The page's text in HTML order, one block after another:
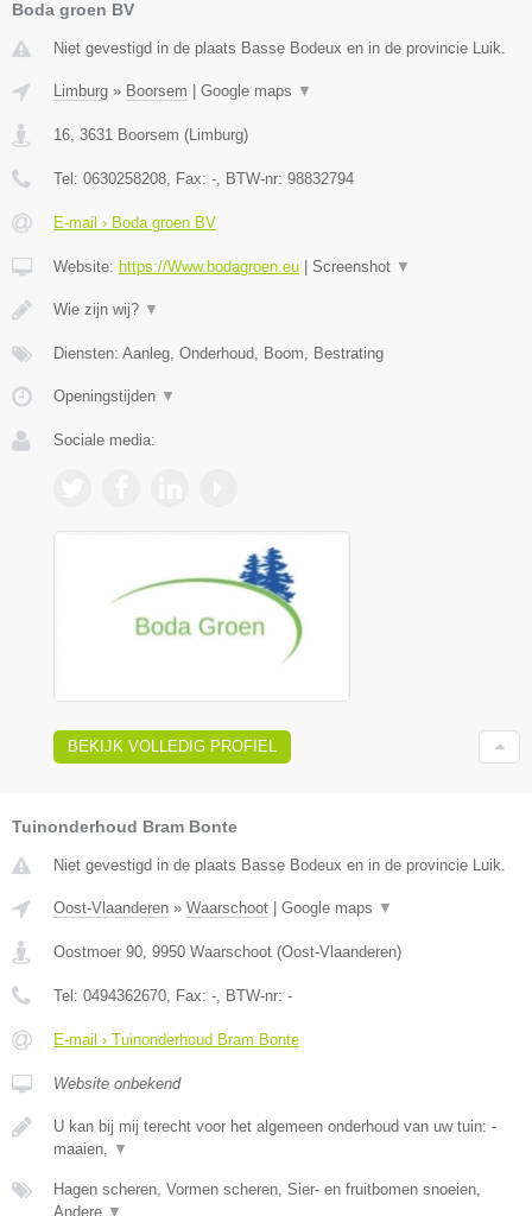
Boda groen BV
Niet gevestigd in de plaats Basse Bodeux en in de provincie Luik.
Limburg » Boorsem Google maps ▼
16, 3631 Boorsem (Limburg)
Tel: 0630258208, Fax: -, BTW-nr: 98832794
E-mail › Boda groen BV
Website: https://Www.bodagroen.eu Screenshot ▼
Wie zijn wij? ▼
Diensten: Aanleg, Onderhoud, Boom, Bestrating
Openingstijden ▼
Sociale media:
BEKIJK VOLLEDIG PROFIEL
Tuinonderhoud Bram Bonte
Niet gevestigd in de plaats Basse Bodeux en in de provincie Luik.
Oost-Vlaanderen » Waarschoot Google maps ▼
Oostmoer 90, 9950 Waarschoot (Oost-Vlaanderen)
Tel: 0494362670, Fax: -, BTW-nr: -
E-mail › Tuinonderhoud Bram Bonte
Website onbekend
U kan bij mij terecht voor het algemeen onderhoud van uw tuin: -
maaien, ▼
Hagen scheren, Vormen scheren, Sier- en fruitbomen snoeien,
Andere ▼